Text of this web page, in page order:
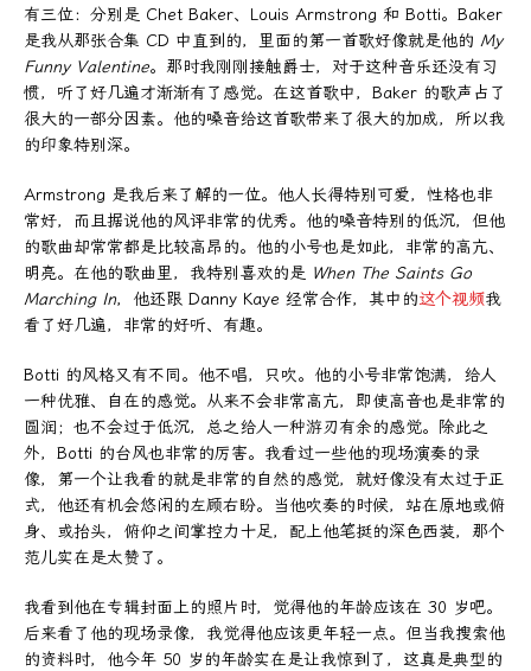
有三位：分别是 Chet Baker、Louis Armstrong 和 Botti。Baker
是我从那张合集 CD 中直到的，里面的第一首歌好像就是他的 My
Funny Valentine。那时我刚刚接触爵士，对于这种音乐还没有习
惯，听了好几遍才渐渐有了感觉。在这首歌中，Baker 的歌声占了
很大的一部分因素。他的嗓音给这首歌带来了很大的加成，所以我
的印象特别深。
Armstrong 是我后来了解的一位。他人长得特别可爱，性格也非
常好，而且据说他的风评非常的优秀。他的嗓音特别的低沉，但他
的歌曲却常常都是比较高昂的。他的小号也是如此，非常的高亢、
明亮。在他的歌曲里，我特别喜欢的是 When The Saints Go
Marching In，他还跟 Danny Kaye 经常合作，其中的这个视频我
看了好几遍，非常的好听、有趣。
Botti 的风格又有不同。他不唱，只吹。他的小号非常饱满，给人
一种优雅、自在的感觉。从来不会非常高亢，即使高音也是非常的
圆润；也不会过于低沉，总之给人一种游刃有余的感觉。除此之
外，Botti 的台风也非常的厉害。我看过一些他的现场演奏的录
像，第一个让我看的就是非常的自然的感觉，就好像没有太过于正
式，他还有机会悠闲的左顾右盼。当他吹奏的时候，站在原地或俯
身、或抬头，俯仰之间掌控力十足，配上他笔挺的深色西装，那个
范儿实在是太赞了。
我看到他在专辑封面上的照片时，觉得他的年龄应该在 30 岁吧。
后来看了他的现场录像，我觉得他应该更年轻一点。但当我搜索他
的资料时，他今年 50 岁的年龄实在是让我惊到了，这真是典型的